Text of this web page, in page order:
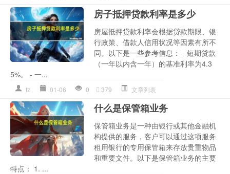
房子抵押贷款利率是多少
房屋抵押贷款利率会根据贷款期限、银
行政策、借款人信用状况等因素有所不
同。以下是一些参考信息： - 短期贷款
（一年以内含一年）的基准利率为4.3
5%。 - 一...
fz 01-06 0 379 文章列表
什么是保管箱业务
保管箱业务是一种由银行或其他金融机
构提供的服务，客户可以通过这项服务
租用银行的专用保管箱来存放贵重物品
和重要文件。以下是保管箱业务的主要
特点： 1. ...